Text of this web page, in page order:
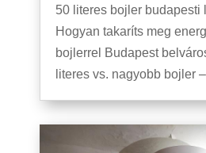
50 literes bojler budapesti
Hogyan takaríts meg
bojlerrel Budapest
literes vs. nagyobb bojler